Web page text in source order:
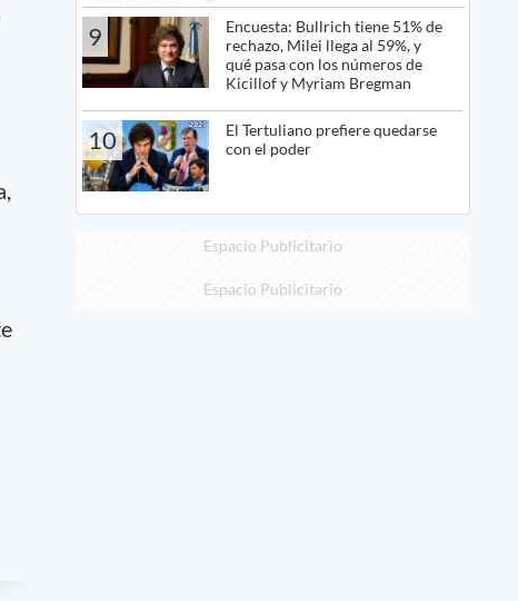
9
Encuesta: Bullrich tiene 51% de
rechazo, Milei llega al 59%, y
qué pasa con los números de
Kicillof y Myriam Bregman
10
El Tertuliano prefiere quedarse
con el poder
Espacio Publicitario
Espacio Publicitario